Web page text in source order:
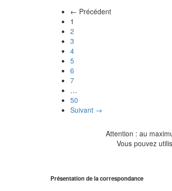
← Précédent
1
2
3
4
5
6
7
…
50
Suivant →
Attention : au
Vous pouvez
Présentation de la correspondance